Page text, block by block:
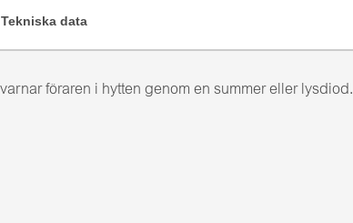
Tekniska data
föraren i hytten genom en summer eller lysdiod.